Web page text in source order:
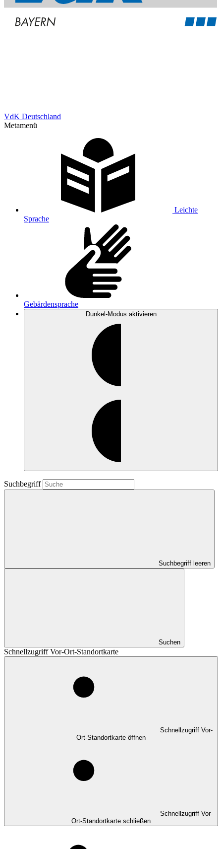
VdK Deutschland
Metamenü
Leichte
Sprache
Gebärdensprache
Dunkel-Modus aktivieren
Suchbegriff
Suchbegriff leeren
Suchen
Schnellzugriff Vor-Ort-Standortkarte
Schnellzugriff Vor-
Ort-Standortkarte öffnen
Schnellzugriff Vor-
Ort-Standortkarte schließen